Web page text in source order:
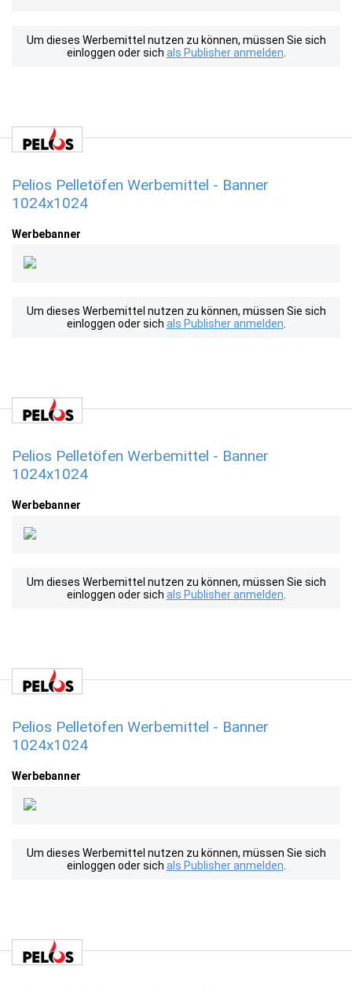
Um dieses Werbemittel nutzen zu können, müssen Sie sich
einloggen oder sich als Publisher anmelden
Pelios Pelletöfen Werbemittel - Banner
1024x1024
Werbebanner
Um dieses Werbemittel nutzen zu können, müssen Sie sich
einloggen oder sich als Publisher anmelden
Pelios Pelletöfen Werbemittel - Banner
1024x1024
Werbebanner
Um dieses Werbemittel nutzen zu können, müssen Sie sich
einloggen oder sich als Publisher anmelden
Pelios Pelletöfen Werbemittel - Banner
1024x1024
Werbebanner
Um dieses Werbemittel nutzen zu können, müssen Sie sich
einloggen oder sich als Publisher anmelden